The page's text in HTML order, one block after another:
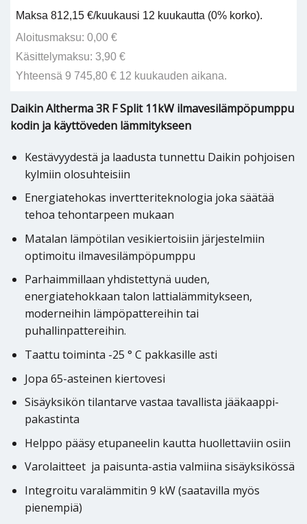
Maksa 812,15 €/kuukausi 12 kuukautta (0% korko).
Aloitusmaksu: 0,00 €
Käsittelymaksu: 3,90 €
Yhteensä 9 745,80 € 12 kuukauden aikana.
Daikin Altherma 3R F Split 11kW ilmavesilämpöpumppu
kodin ja käyttöveden lämmitykseen
Kestävyydestä ja laadusta tunnettu Daikin pohjoisen
kylmiin olosuhteisiin
Energiatehokas invertteriteknologia joka säätää
tehoa tehontarpeen mukaan
Matalan lämpötilan vesikiertoisiin järjestelmiin
optimoitu ilmavesilämpöpumppu
Parhaimmillaan yhdistettynä uuden,
energiatehokkaan talon lattialämmitykseen,
moderneihin lämpöpattereihin tai
puhallinpattereihin.
Taattu toiminta -25 ° C pakkasille asti
Jopa 65-asteinen kiertovesi
Sisäyksikön tilantarve vastaa tavallista jääkaappi-
pakastinta
Helppo pääsy etupaneelin kautta huollettaviin osiin
Varolaitteet ja paisunta-astia valmiina sisäyksikössä
Integroitu varalämmitin 9 kW (saatavilla myös
pienempiä)